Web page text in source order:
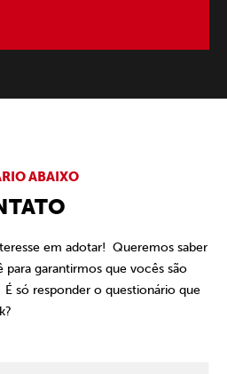
ABAIXO
em adotar! Queremos saber
garantirmos que vocês são
só responder o questionário que